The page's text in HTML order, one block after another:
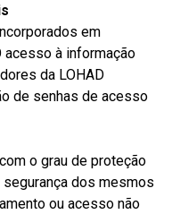
em
acesso à informação
da LOHAD
de senhas de acesso
o grau de proteção
dos mesmos
ou acesso não